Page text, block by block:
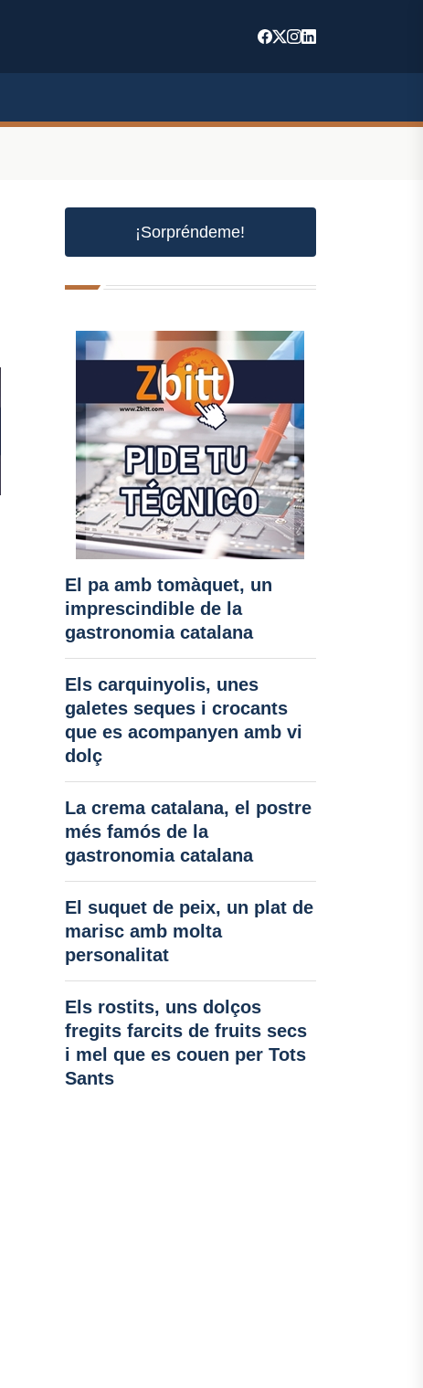
¡Sorpréndeme!
El pa amb tomàquet, un
imprescindible de la
gastronomia catalana
Els carquinyolis, unes
galetes seques i crocants
que es acompanyen amb vi
dolç
La crema catalana, el postre
més famós de la
gastronomia catalana
El suquet de peix, un plat de
marisc amb molta
personalitat
Els rostits, uns dolços
fregits farcits de fruits secs
i mel que es couen per Tots
Sants